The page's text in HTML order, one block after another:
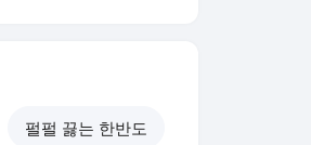
펄펄 끓는 한반도